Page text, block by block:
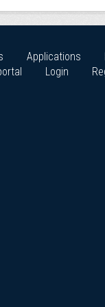
Applications
Login